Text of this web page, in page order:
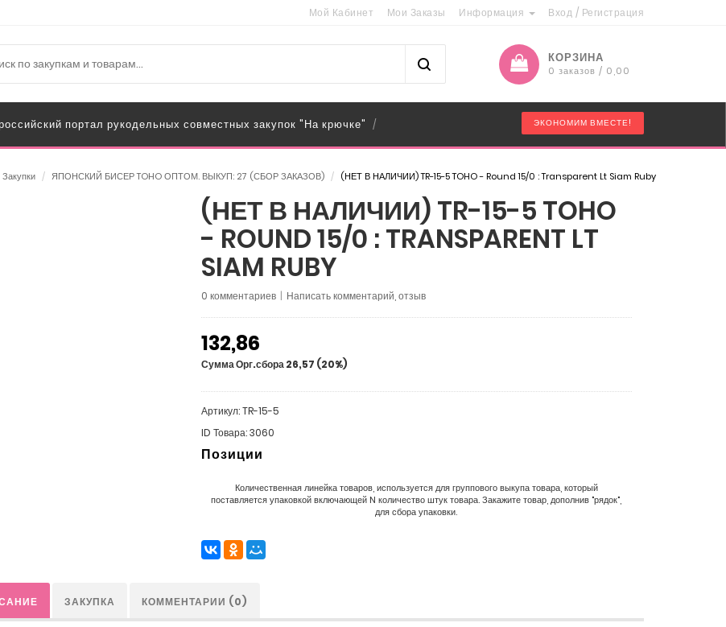
Мой Кабинет Мои Заказы Информация Вход / Регистрация
КОРЗИНА
0 заказов / 0,00
портал рукодельных совместных закупок "На крючке" / ЭКОНОМИМ ВМЕСТЕ!
Закупки / ЯПОНСКИЙ БИСЕР TOHO ОПТОМ. ВЫКУП: 27 (СБОР ЗАКАЗОВ) / (НЕТ В НАЛИЧИИ) TR-15-5 TOHO - Round 15/0 : Transparent Lt Siam Ruby
(НЕТ В НАЛИЧИИ) TR-15-5 TOHO
- ROUND 15/0 : TRANSPARENT LT
SIAM RUBY
0 комментариев | Написать комментарий, отзыв
132,86
Сумма Орг.сбора 26,57 (20%)
Артикул: TR-15-5
ID Товара: 3060
Позиции
Количественная линейка товаров, используется для группового выкупа товара, который
поставляется упаковкой включающей N количество штук товара. Закажите товар, дополнив "рядок",
для сбора упаковки.
ЗАКУПКА КОММЕНТАРИИ (0)